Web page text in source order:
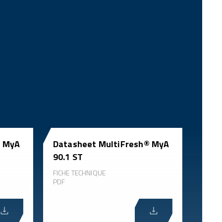
Datasheet MultiFresh® MyA
90.1 ST
FICHE TECHNIQUE
PDF